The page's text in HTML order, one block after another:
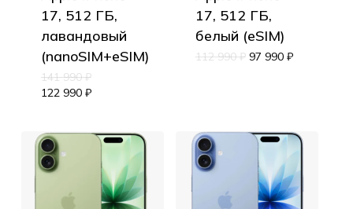
17, 512 ГБ,
лавандовый
(nanoSIM+eSIM)
141 990₽
122 990 ₽
17, 512 ГБ,
белый (eSIM)
112 990₽ 97 990 ₽